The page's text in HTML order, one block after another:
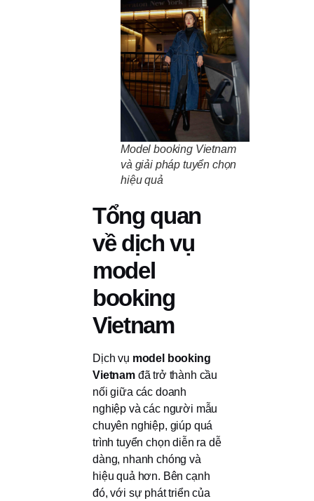
Model booking Vietnam
và giải pháp tuyển chọn
hiệu quả
Tổng quan
về dịch vụ
model
booking
Vietnam
Dịch vụ model booking
Vietnamđã trở thành cầu
nối giữa các doanh
nghiệp và các người mẫu
chuyên nghiệp, giúp quá
trình tuyển chọn diễn ra dễ
dàng, nhanh chóng và
hiệu quả hơn. Bên cạnh
đó, với sự phát triển của